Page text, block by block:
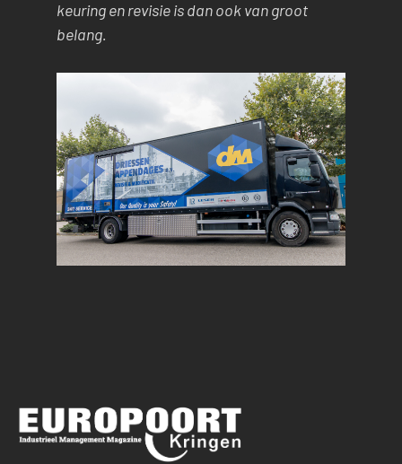
keuring en revisie is dan ook van groot
belang.